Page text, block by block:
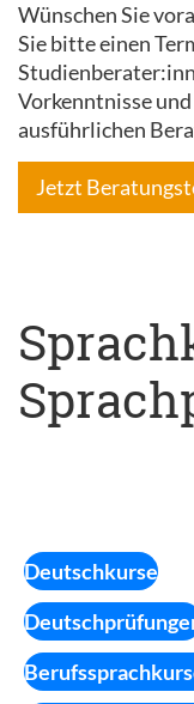
Wünschen Sie
Sie bitte einen
Vorkenntnisse
ausführlichen
Jetzt
Deutschkurse